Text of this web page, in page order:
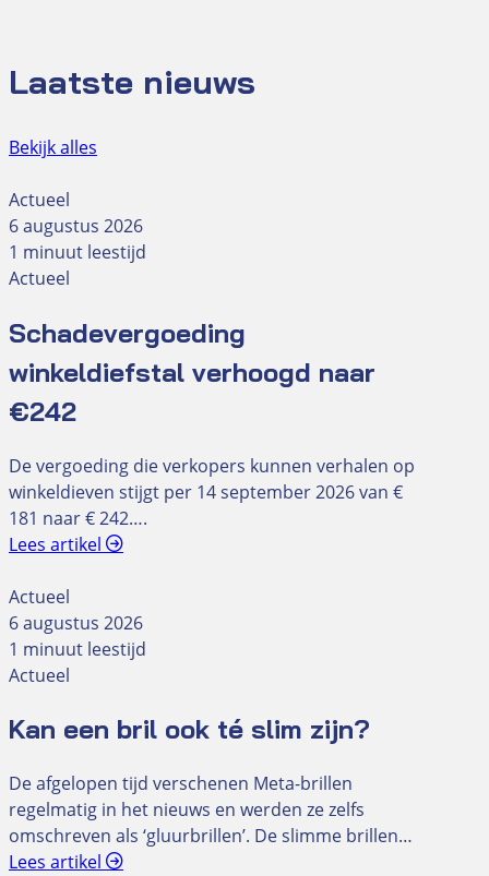
Laatste nieuws
Bekijk alles
Actueel
6 augustus 2026
1 minuut leestijd
Actueel
Schadevergoeding
winkeldiefstal verhoogd naar
€242
De vergoeding die verkopers kunnen verhalen op
winkeldieven stijgt per 14 september 2026 van €
181 naar € 242….
Lees artikel
Actueel
6 augustus 2026
1 minuut leestijd
Actueel
Kan een bril ook té slim zijn?
De afgelopen tijd verschenen Meta-brillen
regelmatig in het nieuws en werden ze zelfs
omschreven als ‘gluurbrillen’. De slimme brillen…
Lees artikel